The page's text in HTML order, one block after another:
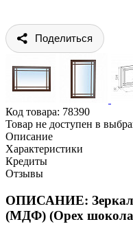
Поделиться
Код товара: 78390
Товар не доступен в
Описание
Характеристики
Кредиты
Отзывы
ОПИСАНИЕ:
(МДФ) (Орех